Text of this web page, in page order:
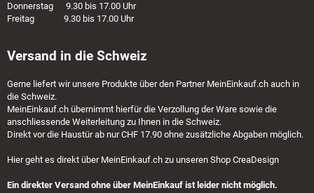
Donnerstag 9.30 bis 17.00 Uhr
Freitag 9.30 bis 17.00 Uhr
Versand in die Schweiz
Gerne liefert wir unsere Produkte über den Partner MeinEinkauf.ch auch in
die Schweiz.
MeinEinkauf.ch übernimmt hierfür die Verzollung der Ware sowie die
anschliessende Weiterleitung zu Ihnen in die Schweiz.
Direkt vor die Haustür ab nur CHF 17.90 ohne zusätzliche Abgaben möglich.
Hier geht es direkt über MeinEinkauf.ch zu unseren Shop CreaDesign
Ein direkter Versand ohne über MeinEinkauf ist leider nicht möglich.